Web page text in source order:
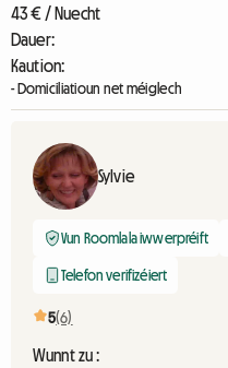
43 € / Nuecht
Dauer:
Kaution:
- Domiciliatioun net méiglech
Sylvie
Vun Roomlala iwwerpréift
Telefon verifizéiert
5(6)
Wunnt zu :